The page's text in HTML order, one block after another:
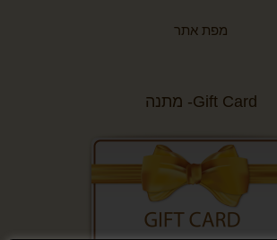
מפת אתר
Gift Card- מתנה